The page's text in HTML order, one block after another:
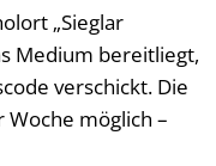
„Sieglar
Medium bereitliegt,
verschickt. Die
möglich –